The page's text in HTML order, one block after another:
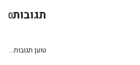
תגובות0
טוען תגובות...